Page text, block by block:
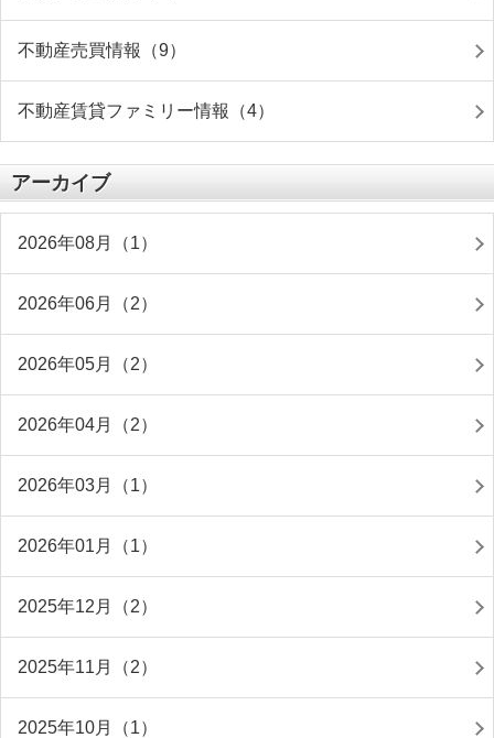
不動産売買情報（9）
不動産賃貸ファミリー情報（4）
アーカイブ
2026年08月（1）
2026年06月（2）
2026年05月（2）
2026年04月（2）
2026年03月（1）
2026年01月（1）
2025年12月（2）
2025年11月（2）
2025年10月（1）